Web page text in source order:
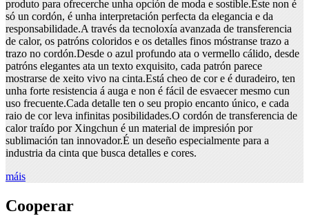
produto para ofrecerche unha opción de moda e sostible.Este non é
só un cordón, é unha interpretación perfecta da elegancia e da
responsabilidade.A través da tecnoloxía avanzada de transferencia
de calor, os patróns coloridos e os detalles finos móstranse trazo a
trazo no cordón.Desde o azul profundo ata o vermello cálido, desde
patróns elegantes ata un texto exquisito, cada patrón parece
mostrarse de xeito vivo na cinta.Está cheo de cor e é duradeiro, ten
unha forte resistencia á auga e non é fácil de esvaecer mesmo cun
uso frecuente.Cada detalle ten o seu propio encanto único, e cada
raio de cor leva infinitas posibilidades.O cordón de transferencia de
calor traído por Xingchun é un material de impresión por
sublimación tan innovador.É un deseño especialmente para a
industria da cinta que busca detalles e cores.
máis
Cooperar